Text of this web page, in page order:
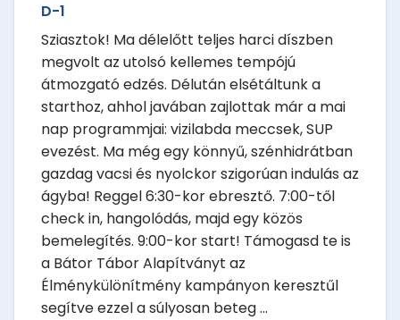
D-1
Sziasztok! Ma délelőtt teljes harci díszben
megvolt az utolsó kellemes tempójú
átmozgató edzés. Délután elsétáltunk a
starthoz, ahhol javában zajlottak már a mai
nap programmjai: vizilabda meccsek, SUP
evezést. Ma még egy könnyű, szénhidrátban
gazdag vacsi és nyolckor szigorúan indulás az
ágyba! Reggel 6:30-kor ebresztő. 7:00-től
check in, hangolódás, majd egy közös
bemelegítés. 9:00-kor start! Támogasd te is
a Bátor Tábor Alapítványt az
Élménykülönítmény kampányon keresztűl
segítve ezzel a súlyosan beteg ...